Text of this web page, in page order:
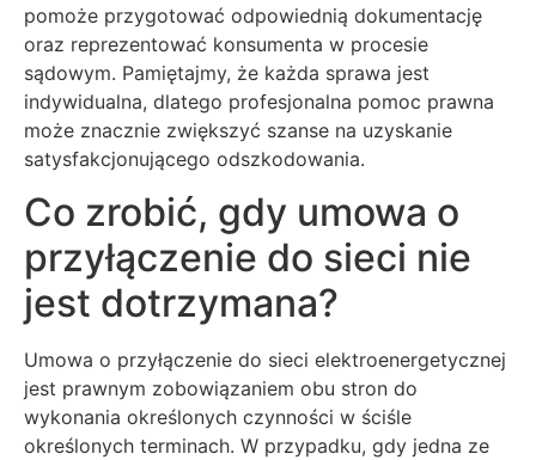
pomoże przygotować odpowiednią dokumentację
oraz reprezentować konsumenta w procesie
sądowym. Pamiętajmy, że każda sprawa jest
indywidualna, dlatego profesjonalna pomoc prawna
może znacznie zwiększyć szanse na uzyskanie
satysfakcjonującego odszkodowania.
Co zrobić, gdy umowa o
przyłączenie do sieci nie
jest dotrzymana?
Umowa o przyłączenie do sieci elektroenergetycznej
jest prawnym zobowiązaniem obu stron do
wykonania określonych czynności w ściśle
określonych terminach. W przypadku, gdy jedna ze